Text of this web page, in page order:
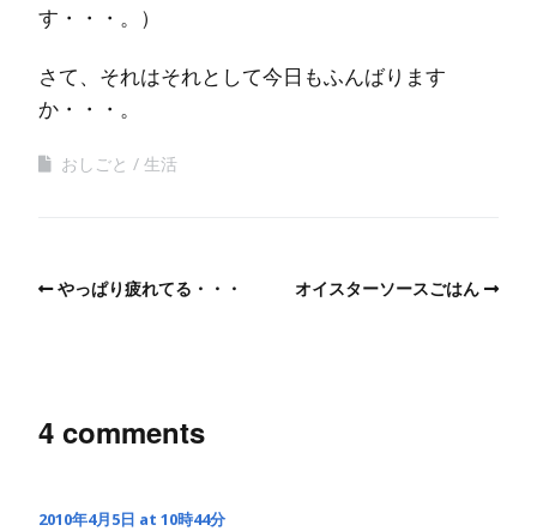
す・・・。）
さて、それはそれとして今日もふんばります
か・・・。
おしごと 生活
やっぱり疲れてる・・・ オイスターソースごはん
4 comments
2010年4月5日 at 10時44分